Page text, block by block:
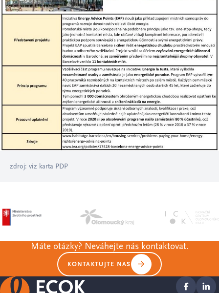
zdroj: viz karta PDP
Máte otázky? Neváhejte nás kontaktovat.
KONTAKTUJTE NÁS